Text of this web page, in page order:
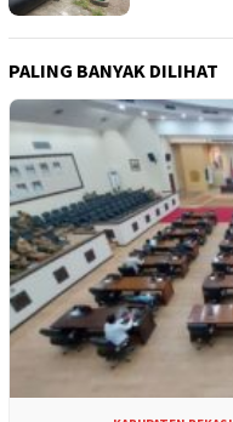
PALING BANYAK DILIHAT